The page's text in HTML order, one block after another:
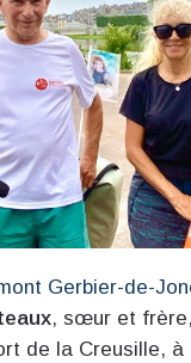
Gerbier-de-
, sœur et
de la Creusille, à